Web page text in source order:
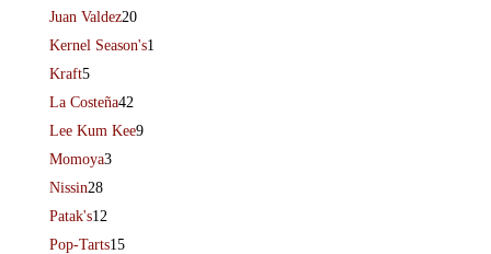
Juan Valdez20
Kernel Season's1
Kraft5
La Costeña42
Lee Kum Kee9
Momoya3
Nissin28
Patak's12
Pop-Tarts15